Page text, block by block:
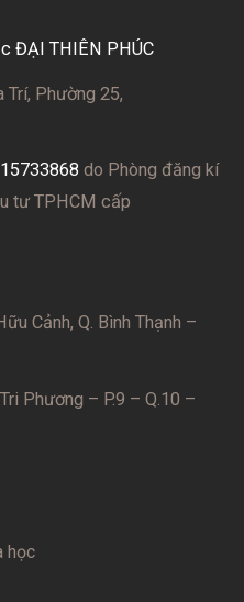
ĐẠI THIÊN PHÚC
Phường 25,
do Phòng đăng kí
tư TPHCM cấp
Cảnh, Q. Bình Thạnh –
Phương – P.9 – Q.10 –
học